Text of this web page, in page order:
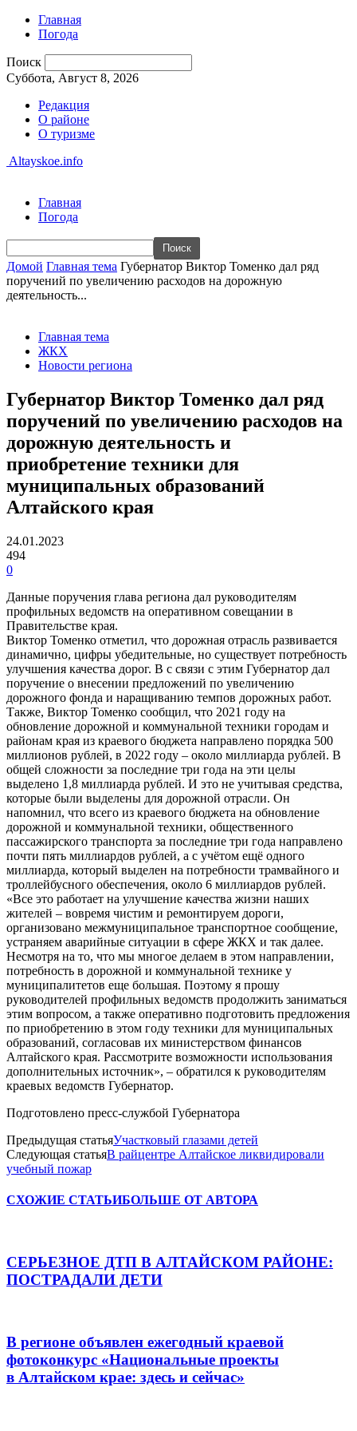
Главная
Погода
Поиск
Суббота, Август 8, 2026
Редакция
О районе
О туризме
Altayskoe.info
Главная
Погода
Домой Главная тема Губернатор Виктор Томенко дал ряд
поручений по увеличению расходов на дорожную
деятельность...
Главная тема
ЖКХ
Новости региона
Губернатор Виктор Томенко дал ряд
поручений по увеличению расходов на
дорожную деятельность и
приобретение техники для
муниципальных образований
Алтайского края
24.01.2023
494
0
Данные поручения глава региона дал руководителям
профильных ведомств на оперативном совещании в
Правительстве края.
Виктор Томенко отметил, что дорожная отрасль развивается
динамично, цифры убедительные, но существует потребность
улучшения качества дорог. В с связи с этим Губернатор дал
поручение о внесении предложений по увеличению
дорожного фонда и наращиванию темпов дорожных работ.
Также, Виктор Томенко сообщил, что 2021 году на
обновление дорожной и коммунальной техники городам и
районам края из краевого бюджета направлено порядка 500
миллионов рублей, в 2022 году – около миллиарда рублей. В
общей сложности за последние три года на эти целы
выделено 1,8 миллиарда рублей. И это не учитывая средства,
которые были выделены для дорожной отрасли. Он
напомнил, что всего из краевого бюджета на обновление
дорожной и коммунальной техники, общественного
пассажирского транспорта за последние три года направлено
почти пять миллиардов рублей, а с учётом ещё одного
миллиарда, который выделен на потребности трамвайного и
троллейбусного обеспечения, около 6 миллиардов рублей.
«Все это работает на улучшение качества жизни наших
жителей – вовремя чистим и ремонтируем дороги,
организовано межмуниципальное транспортное сообщение,
устраняем аварийные ситуации в сфере ЖКХ и так далее.
Несмотря на то, что мы многое делаем в этом направлении,
потребность в дорожной и коммунальной технике у
муниципалитетов еще большая. Поэтому я прошу
руководителей профильных ведомств продолжить заниматься
этим вопросом, а также оперативно подготовить предложения
по приобретению в этом году техники для муниципальных
образований, согласовав их министерством финансов
Алтайского края. Рассмотрите возможности использования
дополнительных источник», – обратился к руководителям
краевых ведомств Губернатор.
Подготовлено пресс-службой Губернатора
Предыдущая статьяУчастковый глазами детей
Следующая статьяВ райцентре Алтайское ликвидировали
учебный пожар
СХОЖИЕ СТАТЬИБОЛЬШЕ ОТ АВТОРА
СЕРЬЕЗНОЕ ДТП В АЛТАЙСКОМ РАЙОНЕ:
ПОСТРАДАЛИ ДЕТИ
В регионе объявлен ежегодный краевой
фотоконкурс «Национальные проекты
в Алтайском крае: здесь и сейчас»